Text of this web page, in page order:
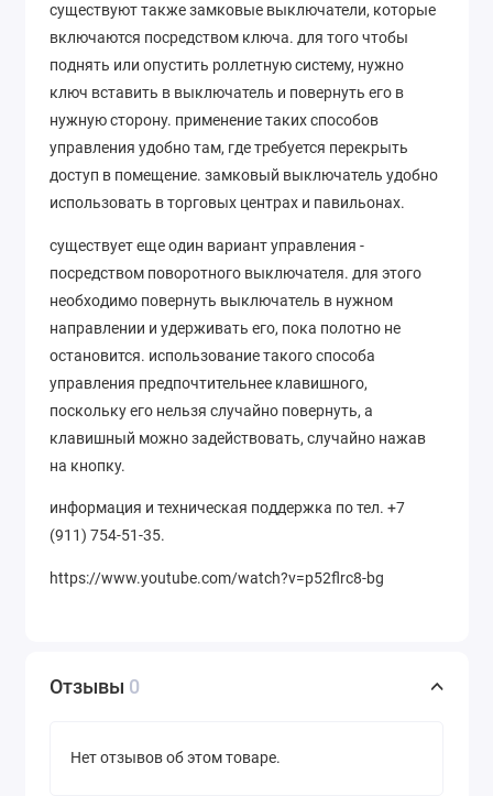
существуют также замковые выключатели, которые
включаются посредством ключа. для того чтобы
поднять или опустить роллетную систему, нужно
ключ вставить в выключатель и повернуть его в
нужную сторону. применение таких способов
управления удобно там, где требуется перекрыть
доступ в помещение. замковый выключатель удобно
использовать в торговых центрах и павильонах.
существует еще один вариант управления -
посредством поворотного выключателя. для этого
необходимо повернуть выключатель в нужном
направлении и удерживать его, пока полотно не
остановится. использование такого способа
управления предпочтительнее клавишного,
поскольку его нельзя случайно повернуть, а
клавишный можно задействовать, случайно нажав
на кнопку.
информация и техническая поддержка по тел. +7
(911) 754-51-35.
https://www.youtube.com/watch?v=p52flrc8-bg
Отзывы 0
Нет отзывов об этом товаре.